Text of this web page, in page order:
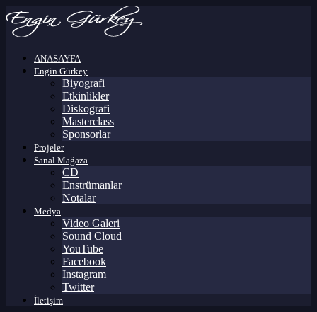
ANASAYFA
Engin Gürkey
Biyografi
Etkinlikler
Diskografi
Masterclass
Sponsorlar
Projeler
Sanal Mağaza
CD
Enstrümanlar
Notalar
Medya
Video Galeri
Sound Cloud
YouTube
Facebook
Instagram
Twitter
İletişim